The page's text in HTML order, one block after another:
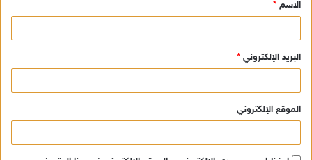
*
الاسم *
البريد الإلكتروني *
الموقع الإلكتروني